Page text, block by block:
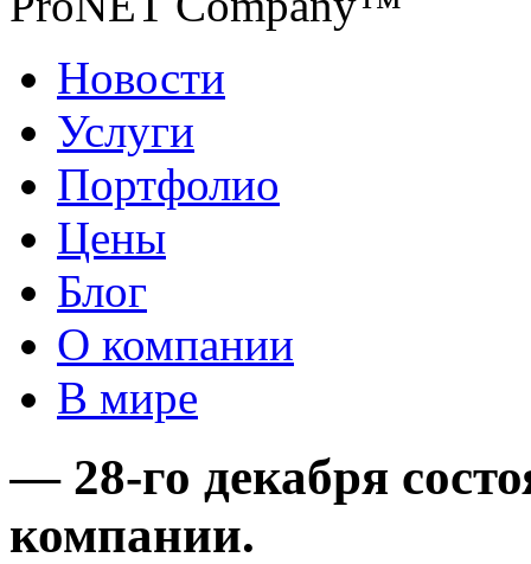
Новости
Услуги
Портфолио
Цены
Блог
О компании
В мире
— 28-го декабря
компании.